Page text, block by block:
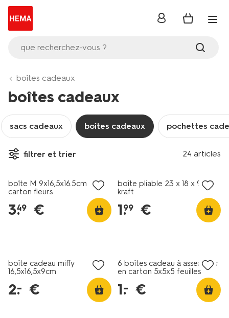
que recherchez-vous ?
se
boîtes cadeaux
boîtes cadeaux
sacs cadeaux boîtes cadeaux pochettes
filtrer et trier 24 articles
boîte M 9x16,5x16.5cm
carton fleurs
3.
49 €
boîte pliable 23 x 18 x 9 cm
kraft
1.
99 €
boîte cadeau miffy
16,5x16,5x9cm
2.
– €
6 boîtes cadeau à assembler
en carton 5x5x5 feuilles
1.
– €